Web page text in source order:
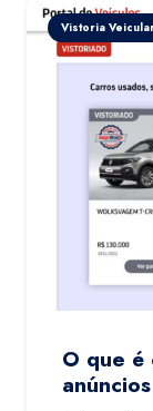
Vistoria
O que é